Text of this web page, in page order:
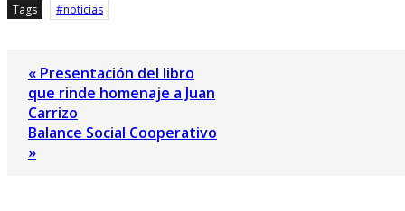
Tags noticias
« Presentación del libro
que rinde homenaje a Juan
Carrizo
Balance Social Cooperativo
»